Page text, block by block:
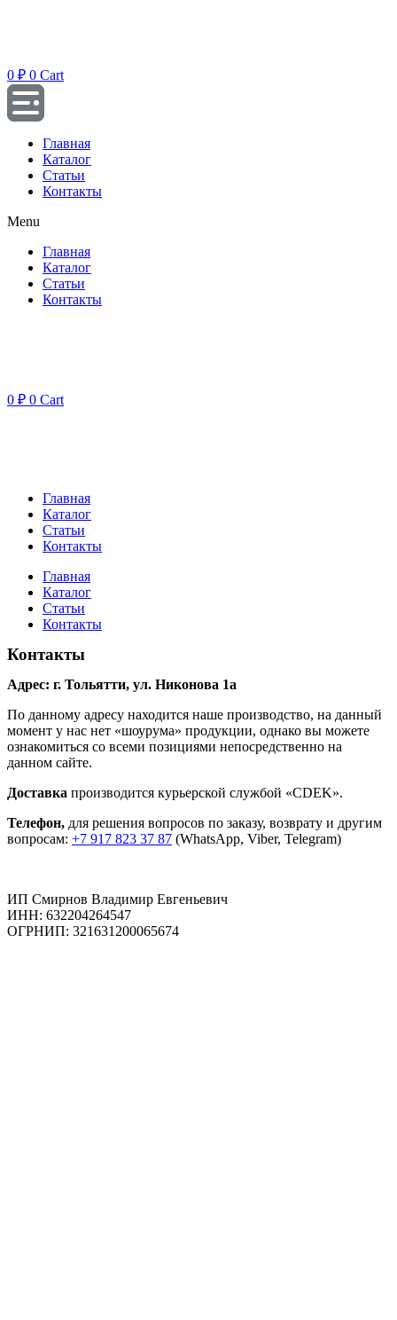
0 ₽ 0 Cart
Главная
Каталог
Статьи
Контакты
Menu
Главная
Каталог
Статьи
Контакты
0 ₽ 0 Cart
Главная
Каталог
Статьи
Контакты
Главная
Каталог
Статьи
Контакты
Контакты
Адрес: г. Тольятти, ул. Никонова 1а
По данному адресу находится наше производство, на данный
момент у нас нет «шоурума» продукции, однако вы можете
ознакомиться со всеми позициями непосредственно на
данном сайте.
Доставка производится курьерской службой «CDEK».
Телефон, для решения вопросов по заказу, возврату и другим
вопросам: +7 917 823 37 87 (WhatsApp, Viber, Telegram)
ИП Смирнов Владимир Евгеньевич
ИНН: 632204264547
ОГРНИП: 321631200065674